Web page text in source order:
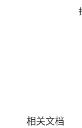
相关文档